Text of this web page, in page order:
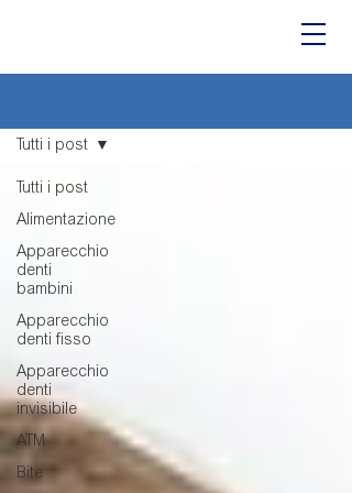
Tutti i post
Alimentazione
Apparecchio
denti
bambini
Apparecchio
denti fisso
Apparecchio
denti
invisibile
ATM
Bite
Tutti i post